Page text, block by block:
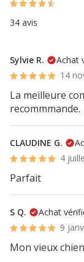
34 avis
Sylvie R.
Achat
14
La meilleure
recommmande.
CLAUDINE G.
4
Parfait
S Q.
Achat
9
Mon vieux